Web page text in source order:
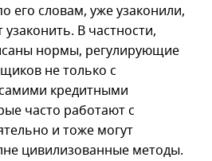
его словам, уже узаконили,
В частности,
нормы, регулирующие
не только с
кредитными
часто работают с
и тоже могут
цивилизованные методы.